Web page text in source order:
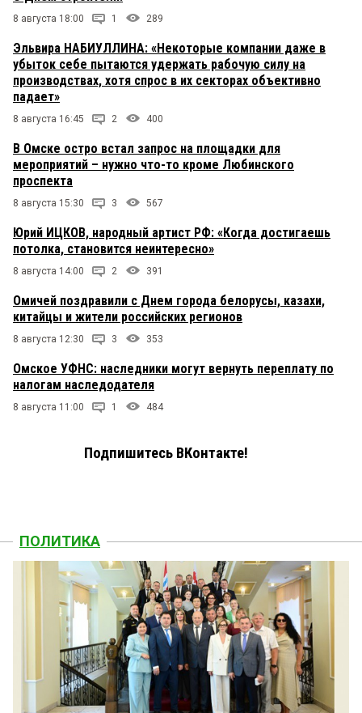
8 августа 18:00 1 289
Эльвира НАБИУЛЛИНА: «Некоторые компании даже в
убыток себе пытаются удержать рабочую силу на
производствах, хотя спрос в их секторах объективно
падает»
8 августа 16:45 2 400
В Омске остро встал запрос на площадки для
мероприятий – нужно что-то кроме Любинского
проспекта
8 августа 15:30 3 567
Юрий ИЦКОВ, народный артист РФ: «Когда достигаешь
потолка, становится неинтересно»
8 августа 14:00 2 391
Омичей поздравили с Днем города белорусы, казахи,
китайцы и жители российских регионов
8 августа 12:30 3 353
Омское УФНС: наследники могут вернуть переплату по
налогам наследодателя
8 августа 11:00 1 484
Подпишитесь ВКонтакте!
ПОЛИТИКА